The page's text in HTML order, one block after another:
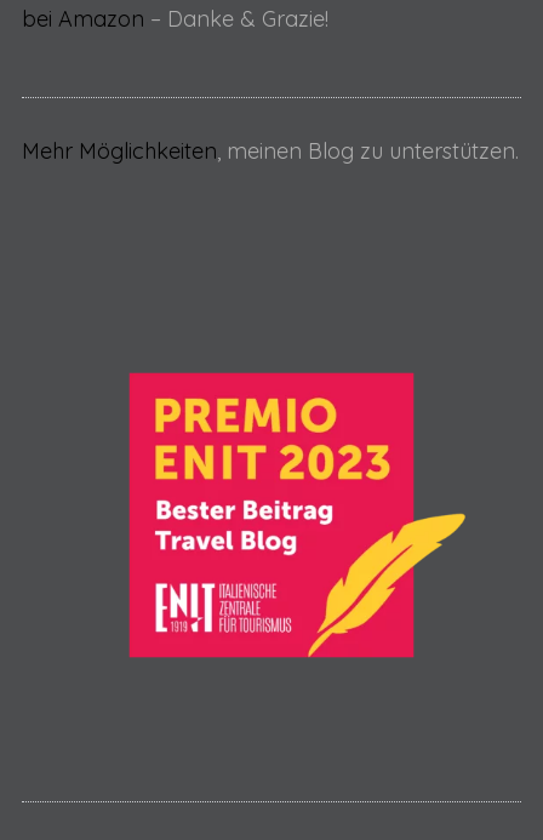
bei Amazon – Danke & Grazie!
Mehr Möglichkeiten, meinen Blog zu unterstützen.